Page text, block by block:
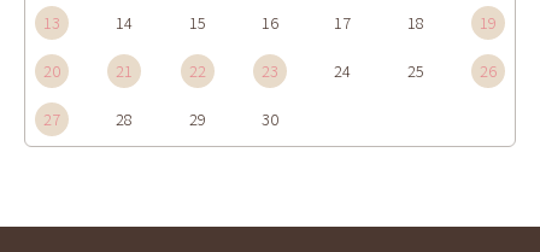
13 14 15 16 17 18 19
20 21 22 23 24 25 26
27 28 29 30